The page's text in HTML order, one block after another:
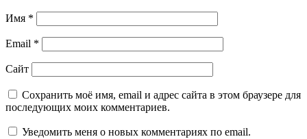
Имя *
Email *
Сайт
Сохранить моё имя, email и адрес сайта в этом браузере для
последующих моих комментариев.
Уведомить меня о новых комментариях по email.